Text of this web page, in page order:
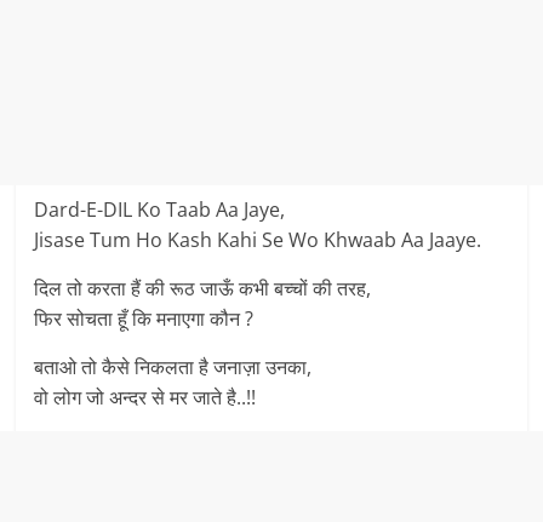
Dard-E-DIL Ko Taab Aa Jaye,
Jisase Tum Ho Kash Kahi Se Wo Khwaab Aa Jaaye.
दिल तो करता हैं की रूठ जाऊँ कभी बच्चों की तरह,
फिर सोचता हूँ कि मनाएगा कौन ?
बताओ तो कैसे निकलता है जनाज़ा उनका,
वो लोग जो अन्दर से मर जाते है..!!